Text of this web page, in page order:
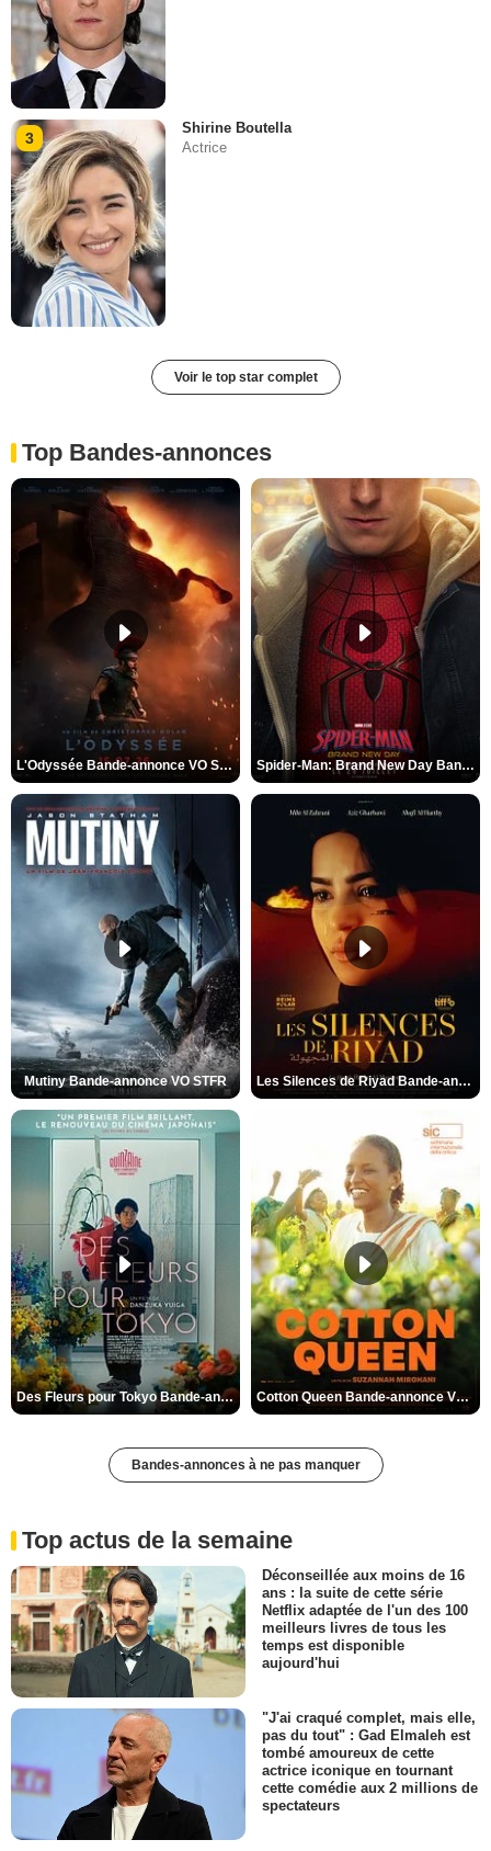
3
Shirine Boutella
Actrice
Voir le top star complet
Top Bandes-annonces
L'Odyssée Bande-annonce VO STFR Spider-Man: Brand New Day Bande-annonce VO STFR
Mutiny Bande-annonce VO STFR Les Silences de Riyad Bande-annonce VO STFR
Des Fleurs pour Tokyo Bande-annonce VO STFR Cotton Queen Bande-annonce VO STFR
Bandes-annonces à ne pas manquer
Top actus de la semaine
Déconseillée aux moins de 16
ans : la suite de cette série
Netflix adaptée de l'un des 100
meilleurs livres de tous les
temps est disponible
aujourd'hui
"J'ai craqué complet, mais elle,
pas du tout" : Gad Elmaleh est
tombé amoureux de cette
actrice iconique en tournant
cette comédie aux 2 millions de
spectateurs